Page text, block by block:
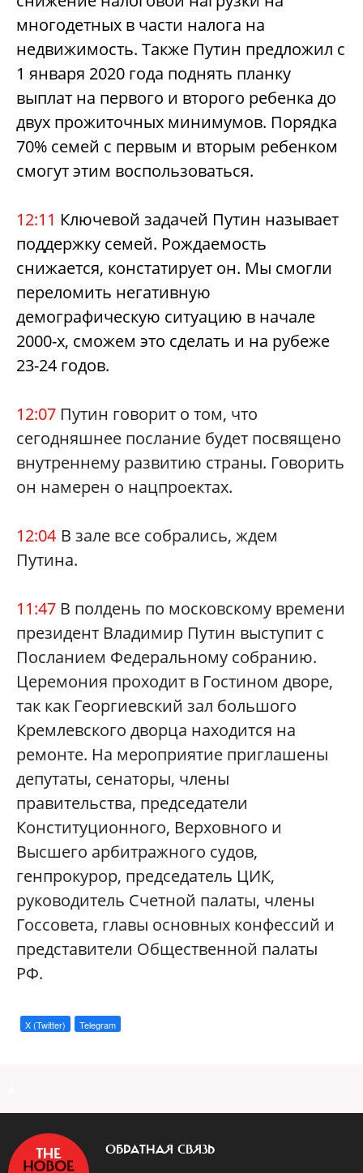
многодетных в части налога на
недвижимость. Также Путин предложил с
1 января 2020 года поднять планку
выплат на первого и второго ребенка до
двух прожиточных минимумов. Порядка
70% семей с первым и вторым ребенком
смогут этим воспользоваться.
12:11 Ключевой задачей Путин называет
поддержку семей. Рождаемость
снижается, констатирует он. Мы смогли
переломить негативную
демографическую ситуацию в начале
2000-х, сможем это сделать и на рубеже
23-24 годов.
12:07 Путин говорит о том, что
сегодняшнее послание будет посвящено
внутреннему развитию страны. Говорить
он намерен о нацпроектах.
12:04 В зале все собрались, ждем
Путина.
11:47 В полдень по московскому времени
президент Владимир Путин выступит с
Посланием Федеральному собранию.
Церемония проходит в Гостином дворе,
так как Георгиевский зал большого
Кремлевского дворца находится на
ремонте. На мероприятие приглашены
депутаты, сенаторы, члены
правительства, председатели
Конституционного, Верховного и
Высшего арбитражного судов,
генпрокурор, председатель ЦИК,
руководитель Счетной палаты, члены
Госсовета, главы основных конфессий и
представители Общественной палаты
РФ.
X (Twitter) Telegram
ОБРАТНАЯ СВЯЗЬ